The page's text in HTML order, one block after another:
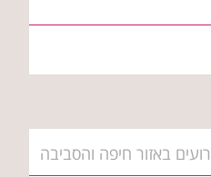
באזור חיפה והסביבה